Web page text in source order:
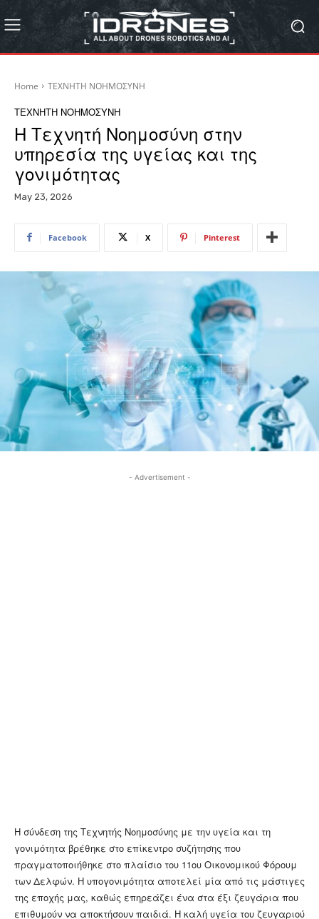
Home ΤΕΧΝΗΤΗ ΝΟΗΜΟΣΥΝΗ
ΤΕΧΝΗΤΗ ΝΟΗΜΟΣΥΝΗ
Η Τεχνητή Νοημοσύνη στην
υπηρεσία της υγείας και της
γονιμότητας
May 23, 2026
Facebook X Pinterest
- Advertisement -
Η σύνδεση της Τεχνητής Νοημοσύνης με την υγεία και τη
γονιμότητα βρέθηκε στο επίκεντρο συζήτησης που
πραγματοποιήθηκε στο πλαίσιο του 11ου Οικονομικού Φόρουμ
των Δελφών. Η υπογονιμότητα αποτελεί μία από τις μάστιγες
της εποχής μας, καθώς επηρεάζει ένα στα έξι ζευγάρια που
επιθυμούν να αποκτήσουν παιδιά. Η καλή υγεία του ζευγαριού